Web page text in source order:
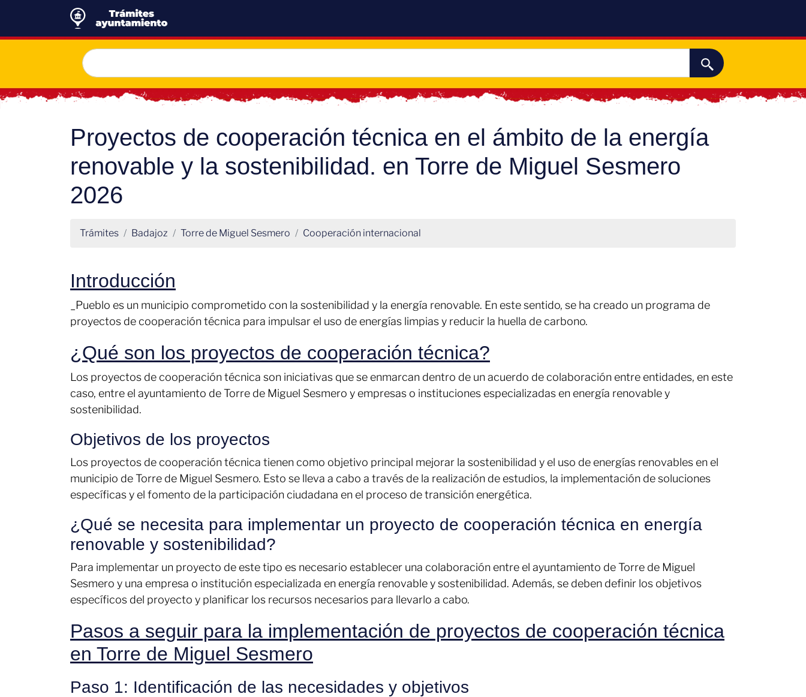
Proyectos de cooperación técnica en el ámbito de la energía
renovable y la sostenibilidad. en Torre de Miguel Sesmero
2026
Trámites Badajoz Torre de Miguel Sesmero Cooperación internacional
Introducción
_Pueblo es un municipio comprometido con la sostenibilidad y la energía renovable. En este sentido, se ha creado un programa de
proyectos de cooperación técnica para impulsar el uso de energías limpias y reducir la huella de carbono.
¿Qué son los proyectos de cooperación técnica?
Los proyectos de cooperación técnica son iniciativas que se enmarcan dentro de un acuerdo de colaboración entre entidades, en este
caso, entre el ayuntamiento de Torre de Miguel Sesmero y empresas o instituciones especializadas en energía renovable y
sostenibilidad.
Objetivos de los proyectos
Los proyectos de cooperación técnica tienen como objetivo principal mejorar la sostenibilidad y el uso de energías renovables en el
municipio de Torre de Miguel Sesmero. Esto se lleva a cabo a través de la realización de estudios, la implementación de soluciones
específicas y el fomento de la participación ciudadana en el proceso de transición energética.
¿Qué se necesita para implementar un proyecto de cooperación técnica en energía
renovable y sostenibilidad?
Para implementar un proyecto de este tipo es necesario establecer una colaboración entre el ayuntamiento de Torre de Miguel
Sesmero y una empresa o institución especializada en energía renovable y sostenibilidad. Además, se deben definir los objetivos
específicos del proyecto y planificar los recursos necesarios para llevarlo a cabo.
Pasos a seguir para la implementación de proyectos de cooperación técnica
en Torre de Miguel Sesmero
Paso 1: Identificación de las necesidades y objetivos